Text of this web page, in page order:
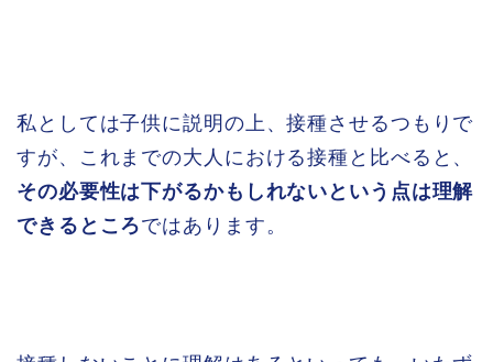
私としては子供に説明の上、接種させるつもりで
すが、これまでの大人における接種と比べると、
その必要性は下がるかもしれないという点は理解
できるところではあります。